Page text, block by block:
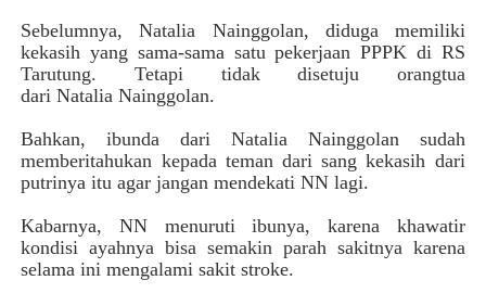
Sebelumnya, Natalia Nainggolan, diduga memiliki
kekasih yang sama-sama satu pekerjaan PPPK di RS
Tarutung. Tetapi tidak disetuju orangtua
dari Natalia Nainggolan.
Bahkan, ibunda dari Natalia Nainggolan sudah
memberitahukan kepada teman dari sang kekasih dari
putrinya itu agar jangan mendekati NN lagi.
Kabarnya, NN menuruti ibunya, karena khawatir
kondisi ayahnya bisa semakin parah sakitnya karena
selama ini mengalami sakit stroke.